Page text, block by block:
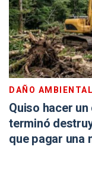
DAÑO AMBIENTAL
Quiso hacer
terminó
que pagar una